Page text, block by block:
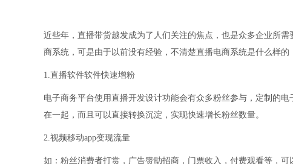
近些年，直播带货越发成为了人们关注的焦点，也是众多企业所
商系统，可是由于以前没有经验，不清楚直播电商系统是什么样的
1.直播软件软件快速增粉
电子商务平台使用直播开发设计功能会有众多粉丝参与，定制的
在一起，而且可以直接转换沉淀，实现快速增长粉丝数量。
2.视频移动app变现流量
如：粉丝消费者打赏，广告赞助招商，门票收入，付费观看等，可